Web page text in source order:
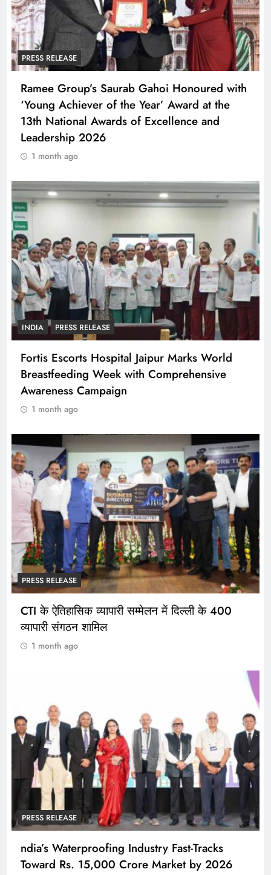
PRESS RELEASE
Ramee Group’s Saurab Gahoi Honoured with
‘Young Achiever of the Year’ Award at the
13th National Awards of Excellence and
Leadership 2026
1 month ago
INDIA PRESS RELEASE
Fortis Escorts Hospital Jaipur Marks World
Breastfeeding Week with Comprehensive
Awareness Campaign
1 month ago
PRESS RELEASE
CTI के ऐतिहासिक व्यापारी सम्मेलन में दिल्ली के 400
व्यापारी संगठन शामिल
1 month ago
PRESS RELEASE
ndia’s Waterproofing Industry Fast-Tracks
Toward Rs. 15,000 Crore Market by 2026